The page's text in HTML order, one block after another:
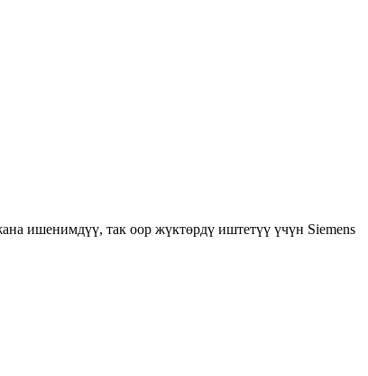
ишенимдүү, так оор жүктөрдү иштетүү үчүн Siemens